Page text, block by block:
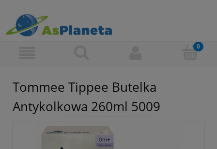
Tommee Tippee Butelka
Antykolkowa 260ml 5009